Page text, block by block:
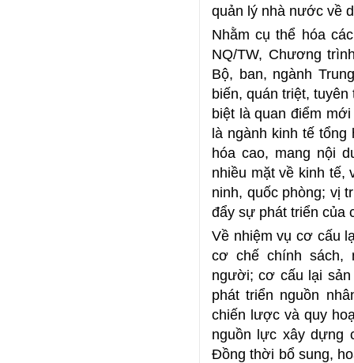
quản lý nhà nước về
Nhằm cụ thể hóa
NQ/TW, Chương
Bộ, ban, ngành
biến, quán triệt,
biệt là quan điểm
là ngành kinh tế
hóa cao, mang nội
nhiều mặt về kinh tế,
ninh, quốc phòng; vị
đẩy sự phát triển của
Về nhiệm vụ cơ cấu
cơ chế chính sách,
người; cơ cấu lại
phát triển nguồn
chiến lược và quy
nguồn lực xây dựng
Đồng thời bổ sung,